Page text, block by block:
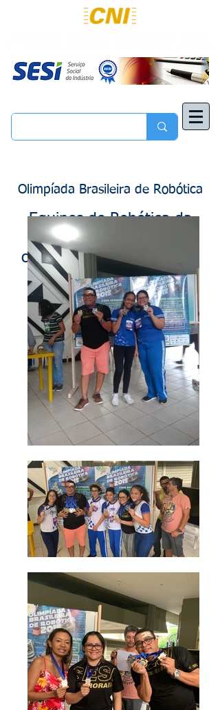
Olimpíada Brasileira de Robótica
Equipes de Robótica da
Escola do SESI são
classificadas para a etapa
nacional